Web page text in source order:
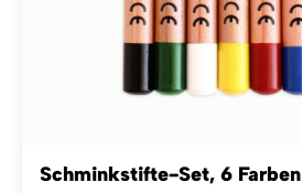
Schminkstifte-Set, 6 Farben